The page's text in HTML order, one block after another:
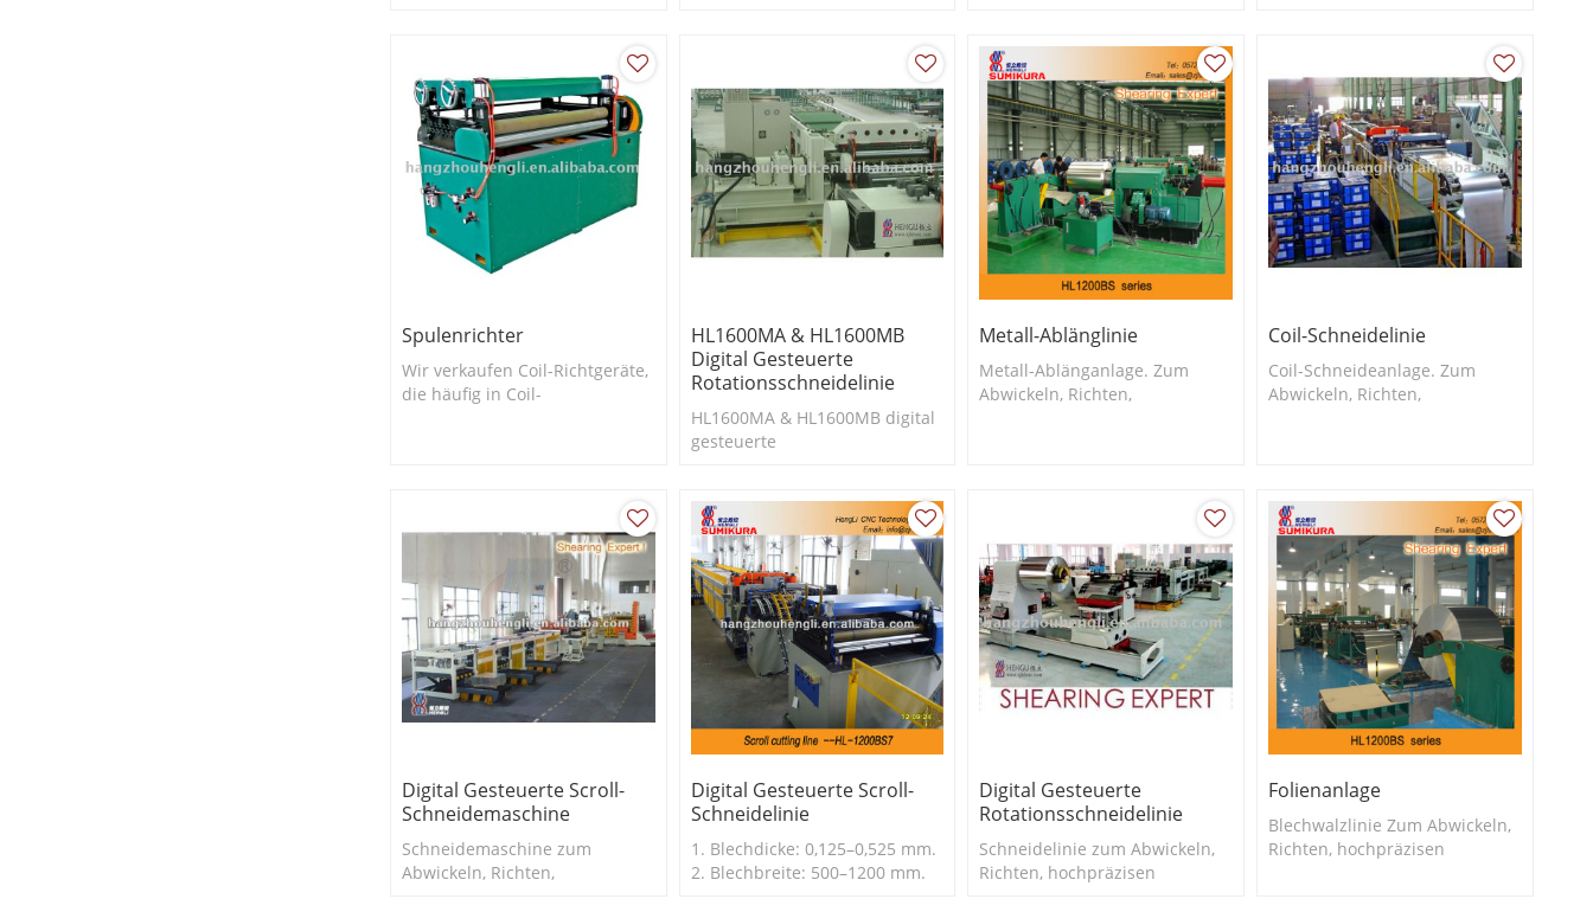
Schnellwechselsystem für die
Spulenrichter
Wir verkaufen Coil-Richtgeräte,
die häufig in Coil-
HL1600MA & HL1600MB
Digital Gesteuerte
Rotationsschneidelinie
HL1600MA & HL1600MB digital
gesteuerte
Metall-Ablänglinie
Metall-Ablänganlage. Zum
Abwickeln, Richten,
Coil-Schneidelinie
Coil-Schneideanlage. Zum
Abwickeln, Richten,
Digital Gesteuerte Scroll-
Schneidemaschine
Schneidemaschine zum
Abwickeln, Richten,
Digital Gesteuerte Scroll-
Schneidelinie
1. Blechdicke: 0,125–0,525 mm.
2. Blechbreite: 500–1200 mm.
Digital Gesteuerte
Rotationsschneidelinie
Schneidelinie zum Abwickeln,
Richten, hochpräzisen
Folienanlage
Blechwalzlinie Zum Abwickeln,
Richten, hochpräzisen